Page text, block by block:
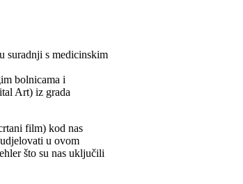
što su nas uključili
for Hospital Art